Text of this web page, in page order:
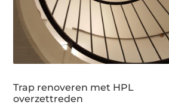
Trap renoveren met HPL
overzettreden